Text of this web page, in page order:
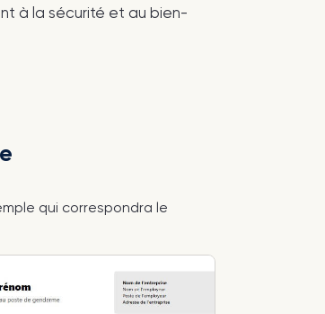
à la sécurité et au bien-
qui correspondra le